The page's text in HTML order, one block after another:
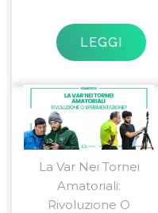
LEGGI
La Var Nei Tornei
Amatoriali:
Rivoluzione O